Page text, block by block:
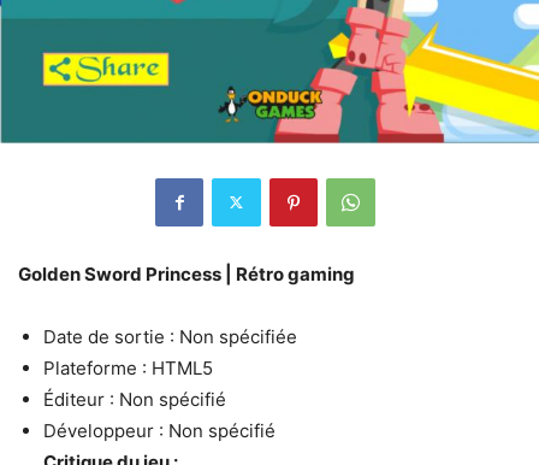
Golden Sword Princess | Rétro gaming
Date de sortie : Non spécifiée
Plateforme : HTML5
Éditeur : Non spécifié
Développeur : Non spécifié